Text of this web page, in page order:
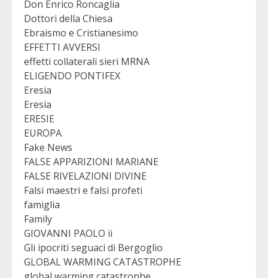
Don Enrico Roncaglia
Dottori della Chiesa
Ebraismo e Cristianesimo
EFFETTI AVVERSI
effetti collaterali sieri MRNA
ELIGENDO PONTIFEX
Eresia
Eresia
ERESIE
EUROPA
Fake News
FALSE APPARIZIONI MARIANE
FALSE RIVELAZIONI DIVINE
Falsi maestri e falsi profeti
famiglia
Family
GIOVANNI PAOLO ii
Gli ipocriti seguaci di Bergoglio
GLOBAL WARMING CATASTROPHE